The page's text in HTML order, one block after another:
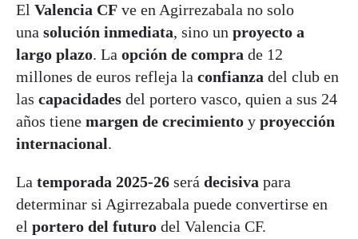
El Valencia CF ve en Agirrezabala no solo
una solución inmediata, sino un proyecto a
largo plazo. La opción de compra de 12
millones de euros refleja la confianza del club en
las capacidades del portero vasco, quien a sus 24
años tiene margen de crecimiento y proyección
internacional.
La temporada 2025-26 será decisiva para
determinar si Agirrezabala puede convertirse en
el portero del futuro del Valencia CF.